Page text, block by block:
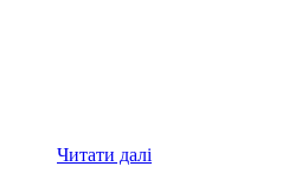
Читати далі